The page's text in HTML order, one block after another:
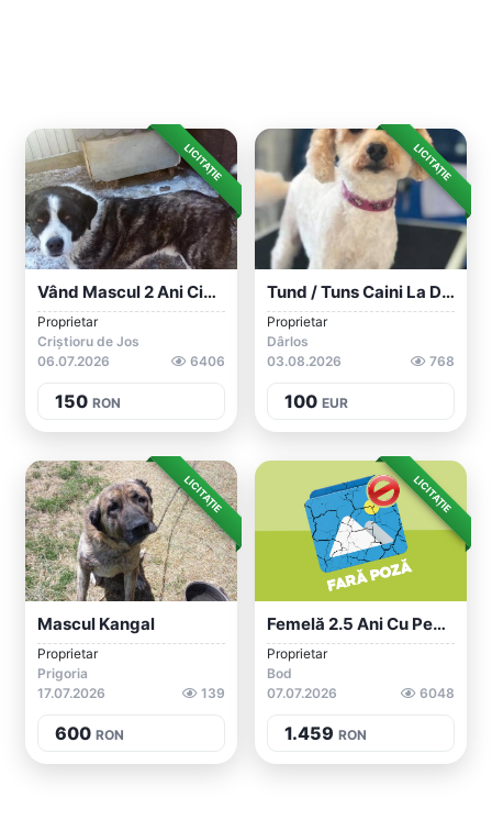
LICITAȚIE
Vând Mascul 2 Ani Ciobănesc Cu Caucazian...
Proprietar
Criștioru de Jos
06.07.2026
6406
150 RON
LICITAȚIE
Tund / Tuns Caini La Domiciliu Inclusiv...
Proprietar
Dârlos
03.08.2026
768
100 EUR
LICITAȚIE
Mascul Kangal
Proprietar
Prigoria
17.07.2026
139
600 RON
LICITAȚIE
Femelă 2.5 Ani Cu Pedigree
Proprietar
Bod
07.07.2026
6048
1.459 RON